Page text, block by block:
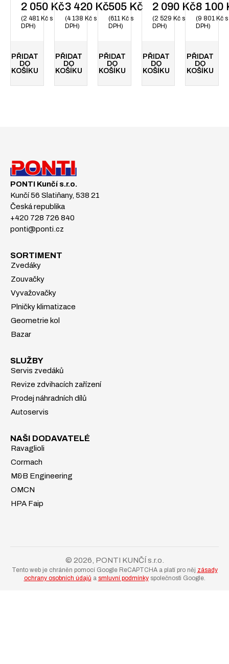
2 050 Kč
2 481 Kč s
DPH
PŘIDAT
DO
KOŠÍKU
3 420 Kč
4 138 Kčs
DPH
PŘIDAT
DO
KOŠÍKU
505 Kč
611Kč s
DPH
PŘIDAT
DO
KOŠÍKU
2 090 Kč
2 529 Kčs
DPH
PŘIDAT
DO
KOŠÍKU
8 100
9 801Kč s
DPH
PŘIDAT
DO
KOŠÍKU
PONTI Kunčí s.r.o.
Kunčí 56 Slatiňany, 538 21
Česká republika
+420 728 726 840
ponti@ponti.cz
SORTIMENT
Zvedáky
Zouvačky
Vyvažovačky
Plničky klimatizace
Geometrie kol
Bazar
SLUŽBY
Servis zvedáků
Revize zdvihacích zařízení
Prodej náhradních dílů
Autoservis
NAŠI DODAVATELÉ
Ravaglioli
Cormach
M&B Engineering
OMCN
HPA Faip
© 2026, PONTI KUNČÍ s.r.o.
Tento web je chráněn pomocí Google ReCAPTCHA a platí pro něj zásady
ochrany osobních údajů a smluvní podmínkyspolečnosti Google.